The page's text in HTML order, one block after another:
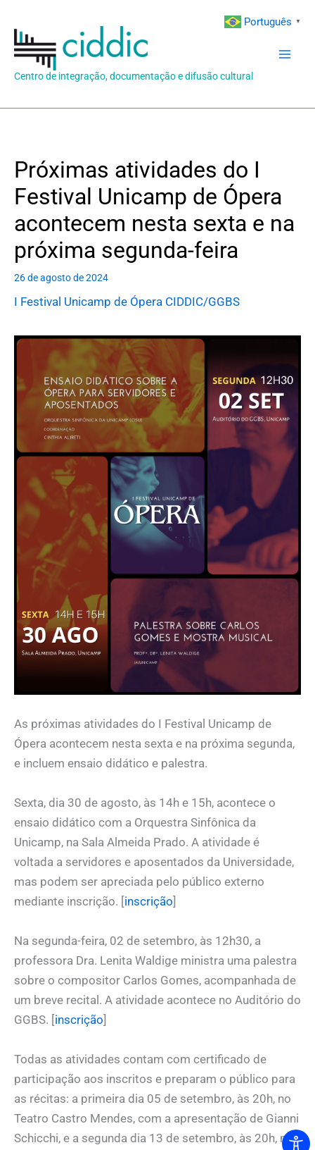
para
conteúdo
Centro de integração, documentação e difusão cultural
Próximas atividades do I
Festival Unicamp de Ópera
acontecem nesta sexta e na
próxima segunda-feira
26 de agosto de 2024
I Festival Unicamp de Ópera CIDDIC/GGBS
As próximas atividades do I Festival Unicamp de
Ópera acontecem nesta sexta e na próxima segunda,
e incluem ensaio didático e palestra.
Sexta, dia 30 de agosto, às 14h e 15h, acontece o
ensaio didático com a Orquestra Sinfônica da
Unicamp, na Sala Almeida Prado. A atividade é
voltada a servidores e aposentados da Universidade,
mas podem ser apreciada pelo público externo
mediante inscrição. [inscrição]
Na segunda-feira, 02 de setembro, às 12h30, a
professora Dra. Lenita Waldige ministra uma palestra
sobre o compositor Carlos Gomes, acompanhada de
um breve recital. A atividade acontece no Auditório do
GGBS. [inscrição]
Todas as atividades contam com certificado de
participação aos inscritos e preparam o público para
as récitas: a primeira dia 05 de setembro, às 20h, no
Teatro Castro Mendes, com a apresentação de Gianni
Schicchi, e a segunda dia 13 de setembro, às 20h, no
Português ▼